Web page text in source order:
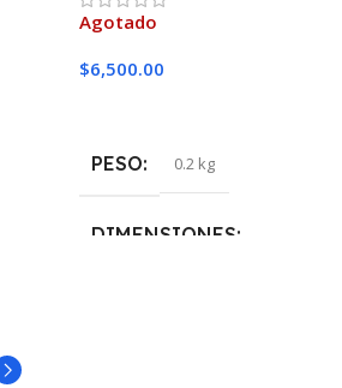
Agotado
$6,500.00
PESO 0.2 kg
DIMENSIONES